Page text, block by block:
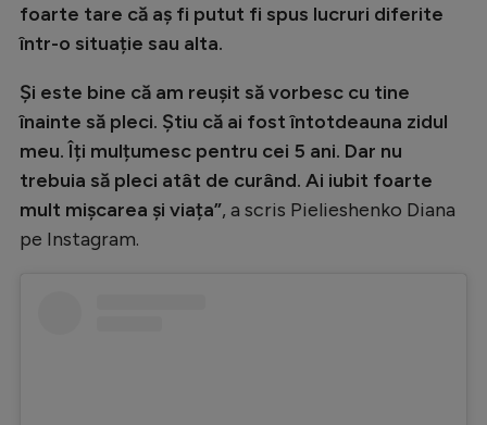
foarte tare că aș fi putut fi spus lucruri diferite
într-o situație sau alta.
Și este bine că am reușit să vorbesc cu tine
înainte să pleci. Știu că ai fost întotdeauna zidul
meu. Îți mulțumesc pentru cei 5 ani. Dar nu
trebuia să pleci atât de curând. Ai iubit foarte
mult mișcarea și viața”, a scris Pielieshenko Diana
pe Instagram.